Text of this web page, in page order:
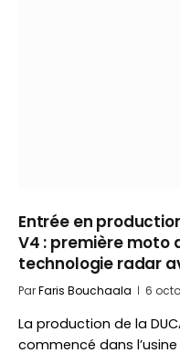
Entrée en
V4 : première moto
technologie radar
ParFaris Bouchaala 6
La production de la
commencé dans